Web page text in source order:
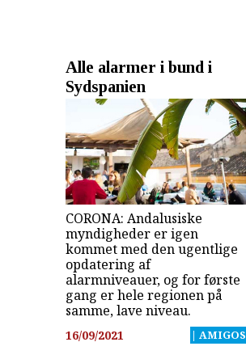
Alle alarmer i bund i
Sydspanien
CORONA: Andalusiske
myndigheder er igen
kommet med den ugentlige
opdatering af
alarmniveauer, og for første
gang er hele regionen på
samme, lave niveau.
16/09/2021 | AMIGOS